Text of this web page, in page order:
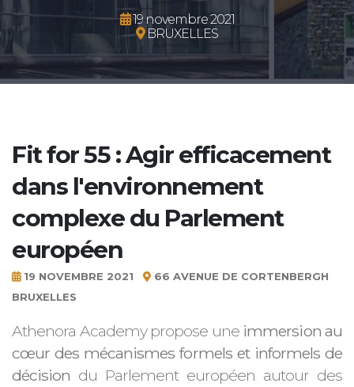
19 novembre 2021
BRUXELLES
Fit for 55 : Agir efficacement
dans l'environnement
complexe du Parlement
européen
19 NOVEMBRE 2021
66 AVENUE DE CORTENBERGH
BRUXELLES
Athenora Academy propose une immersion au
cœur des mécanismes formels et informels de
décision du Parlement européen autour des